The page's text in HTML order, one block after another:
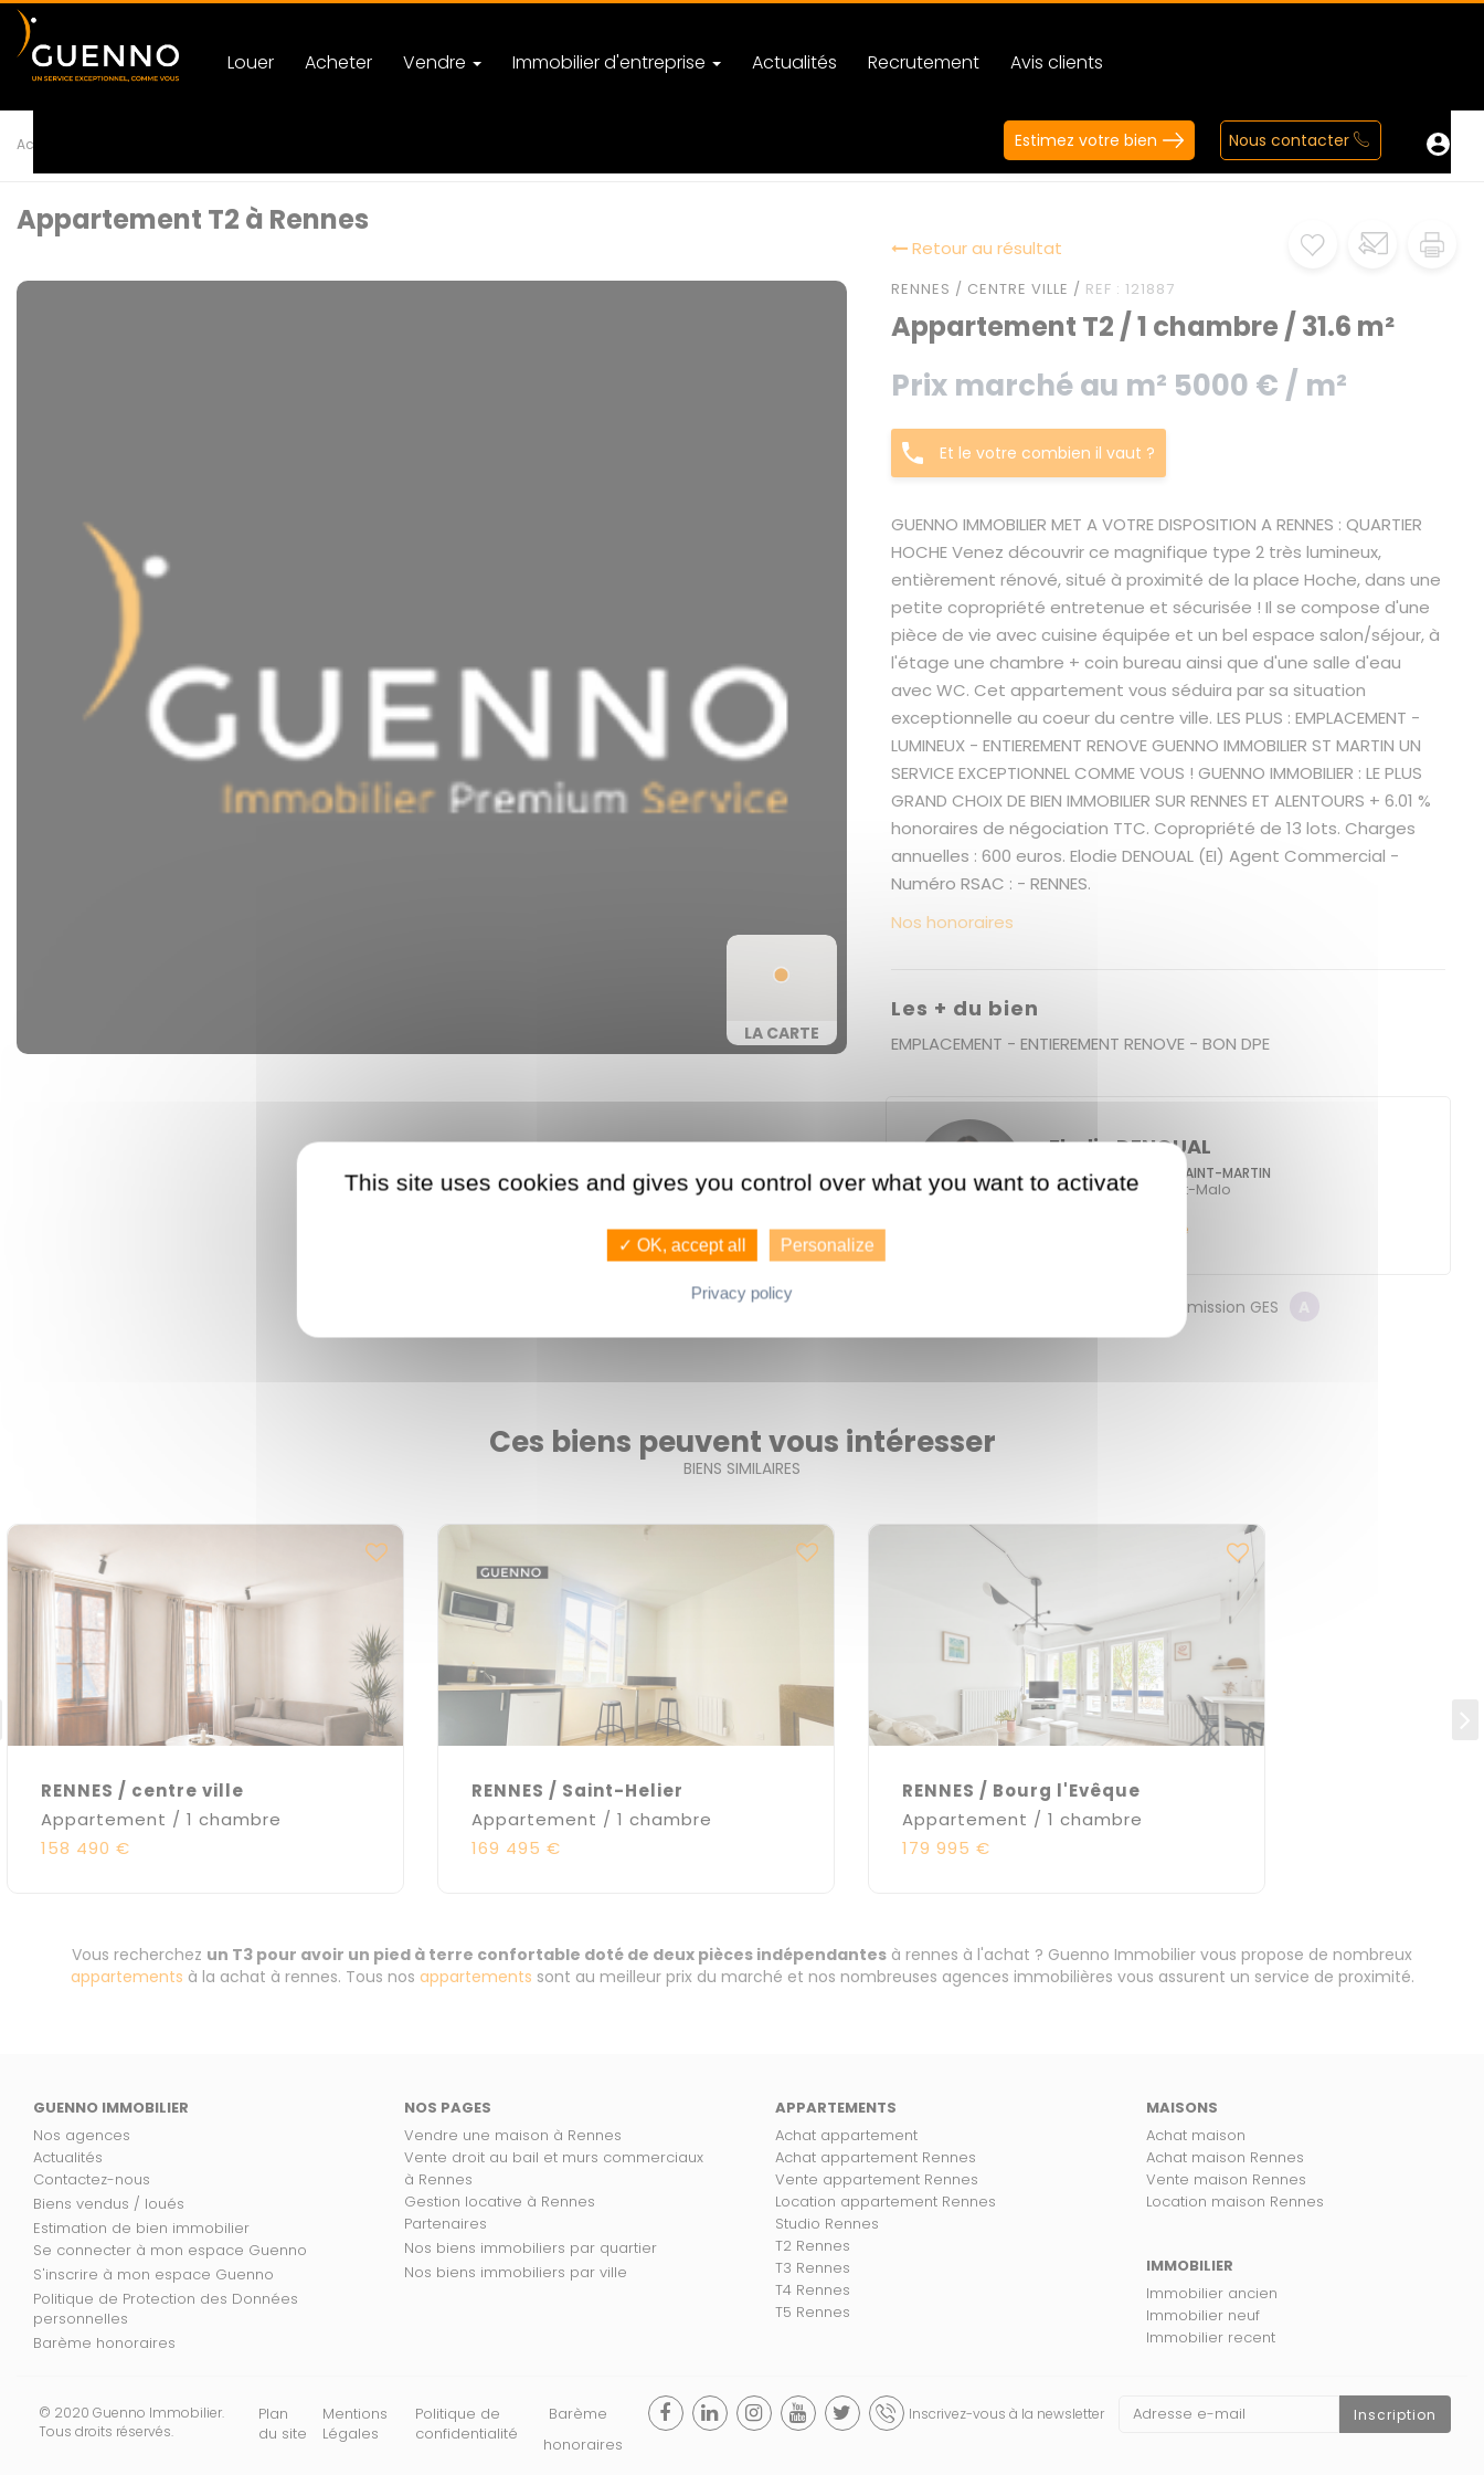
Louer Acheter Vendre Immobilier d'entreprise Actualités Recrutement Avis clients
Estimez votre bien Nous contacter
Accueil
Appartement T2 à Rennes
Retour au résultat
LA CARTE
RENNES / CENTRE VILLE / REF : 121887
Appartement T2 / 1 chambre / 31.6 m²
Prix marché au m² 5000 € / m²
Et le votre combien il vaut ?
GUENNO IMMOBILIER MET A VOTRE DISPOSITION A RENNES : QUARTIER
HOCHE Venez découvrir ce magnifique type 2 très lumineux,
entièrement rénové, situé à proximité de la place Hoche, dans une
petite copropriété entretenue et sécurisée ! Il se compose d'une
pièce de vie avec cuisine équipée et un bel espace salon/séjour, à
l'étage une chambre + coin bureau ainsi que d'une salle d'eau
avec WC. Cet appartement vous séduira par sa situation
exceptionnelle au coeur du centre ville. LES PLUS : EMPLACEMENT -
LUMINEUX - ENTIEREMENT RENOVE GUENNO IMMOBILIER ST MARTIN UN
SERVICE EXCEPTIONNEL COMME VOUS ! GUENNO IMMOBILIER : LE PLUS
GRAND CHOIX DE BIEN IMMOBILIER SUR RENNES ET ALENTOURS + 6.01 %
honoraires de négociation TTC. Copropriété de 13 lots. Charges
annuelles : 600 euros. Elodie DENOUAL (EI) Agent Commercial -
Numéro RSAC : - RENNES.
Nos honoraires
Les + du bien
EMPLACEMENT - ENTIEREMENT RENOVE - BON DPE
Elodie DENOUAL
GUENNO - GUENNO SAINT-MARTIN
206 ter rue de Saint-Malo
Contacter l'agence
Emission GES
Ces biens peuvent vous intéresser
BIENS SIMILAIRES
RENNES / centre ville
Appartement / 1 chambre
158 490 €
RENNES / Saint-Helier
Appartement / 1 chambre
169 495 €
RENNES / Bourg l'Evêque
Appartement / 1 chambre
179 995 €
Vous recherchez un T3 pour avoir un pied à terre confortable doté de deux pièces indépendantes à rennes à l'achat ? Guenno Immobilier vous propose de nombreux
appartements à la achat à rennes. Tous nos appartements sont au meilleur prix du marché et nos nombreuses agences immobilières vous assurent un service de proximité.
GUENNO IMMOBILIER
Nos agences
Actualités
Contactez-nous
Biens vendus / loués
Estimation de bien immobilier
Se connecter à mon espace Guenno
S'inscrire à mon espace Guenno
Politique de Protection des Données
personnelles
Barème honoraires
NOS PAGES
Vendre une maison à Rennes
Vente droit au bail et murs commerciaux
à Rennes
Gestion locative à Rennes
Partenaires
Nos biens immobiliers par quartier
Nos biens immobiliers par ville
APPARTEMENTS
Achat appartement
Achat appartement Rennes
Vente appartement Rennes
Location appartement Rennes
Studio Rennes
T2 Rennes
T3 Rennes
T4 Rennes
T5 Rennes
MAISONS
Achat maison
Achat maison Rennes
Vente maison Rennes
Location maison Rennes
IMMOBILIER
Immobilier ancien
Immobilier neuf
Immobilier recent
© 2020 Guenno Immobilier.
Tous droits réservés.
Plan
du site
Mentions
Légales
Politique de
confidentialité
Barème
honoraires
Inscrivez-vous à la newsletter Inscription
This site uses cookies and gives you control over what you want to activate
✓ OK, accept all Personalize
Privacy policy